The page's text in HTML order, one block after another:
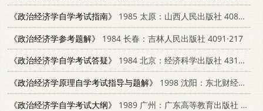
《政治经济学自学考试指南》
1985 太原：山西人民出版社 4088·93
《政治经济学参考题解》
1984 长春：吉林人民出版社 4091·217
《政治经济学自学考试答疑》
1984 北京：经济科学出版社 431232
《政治经济学原理自学考试指导与题解》
1998 沈阳：东北财经大学出版社 7810443089
《政治经济学自学考试大纲》
1989 广州：广东高等教育出版社 7536102860